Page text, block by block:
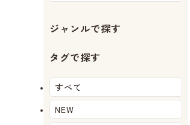
ジャンルで探す
タグで探す
すべて
NEW